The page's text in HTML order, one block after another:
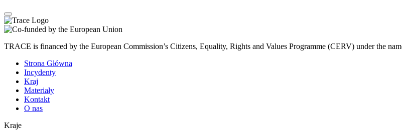
TRACE is financed by the European Commission’s Citizens, Equality, Rights and Values Programme (CERV) under the
Strona Główna
Incydenty
Kraj
Materiały
Kontakt
O nas
Kraje